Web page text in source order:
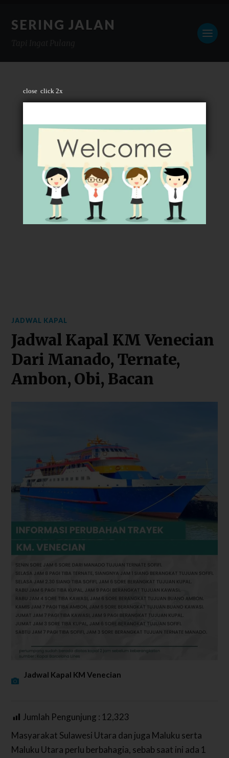
close click 2x
SERING JALAN
JADWAL KAPAL
Jadwal Kapal KM Venecian
Dari Manado, Ternate,
Ambon, Obi, Bacan
Jadwal Kapal KM Venecian
Jumlah Pengunjung : 12,323
Masyarakat Sulawesi Utara dan juga Maluku serta
Maluku Utara perlu berbahagia, sebab saat ini ada 1